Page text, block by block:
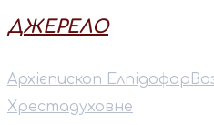
ДЖЕРЕЛО
Архієпископ Елпідофор
Хрестадуховне